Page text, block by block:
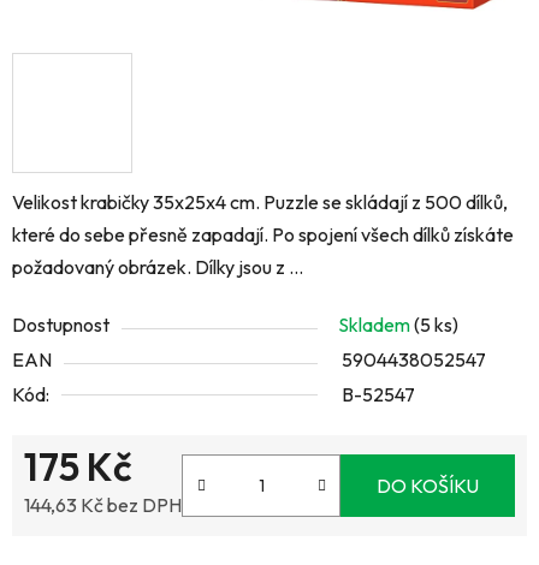
Velikost krabičky 35x25x4 cm. Puzzle se skládají z 500 dílků,
které do sebe přesně zapadají. Po spojení všech dílků získáte
požadovaný obrázek. Dílky jsou z ...
Dostupnost Skladem(5 ks)
EAN
5904438052547
Kód:
B-52547
175 Kč
144,63 Kč bez DPH
DO KOŠÍKU